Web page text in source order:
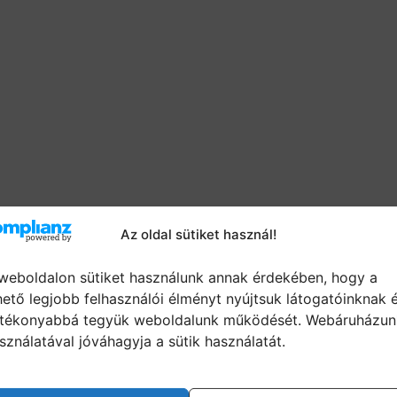
Az oldal sütiket használ!
sütiket használunk annak érdekében, hogy a
legjobb felhasználói élményt nyújtsuk látogatóinknak
tegyük weboldalunk működését.
jóváhagyja a sütik használatát.